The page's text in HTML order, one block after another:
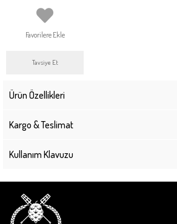
Favorilere Ekle
Tavsiye Et
Ürün Özellikleri
Kargo & Teslimat
Kullanım Klavuzu